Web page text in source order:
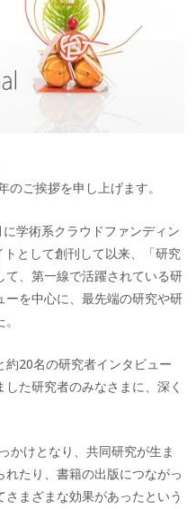
ご挨拶を申し上げます。
学術系クラウドファンディン
として創刊して以来、「研究
、第一線で活躍されている研
を中心に、最先端の研究や研
20名の研究者インタビュー
た研究者のみなさまに、深く
かけとなり、共同研究が生ま
たり、書籍の出版につながっ
まざまな効果があったという